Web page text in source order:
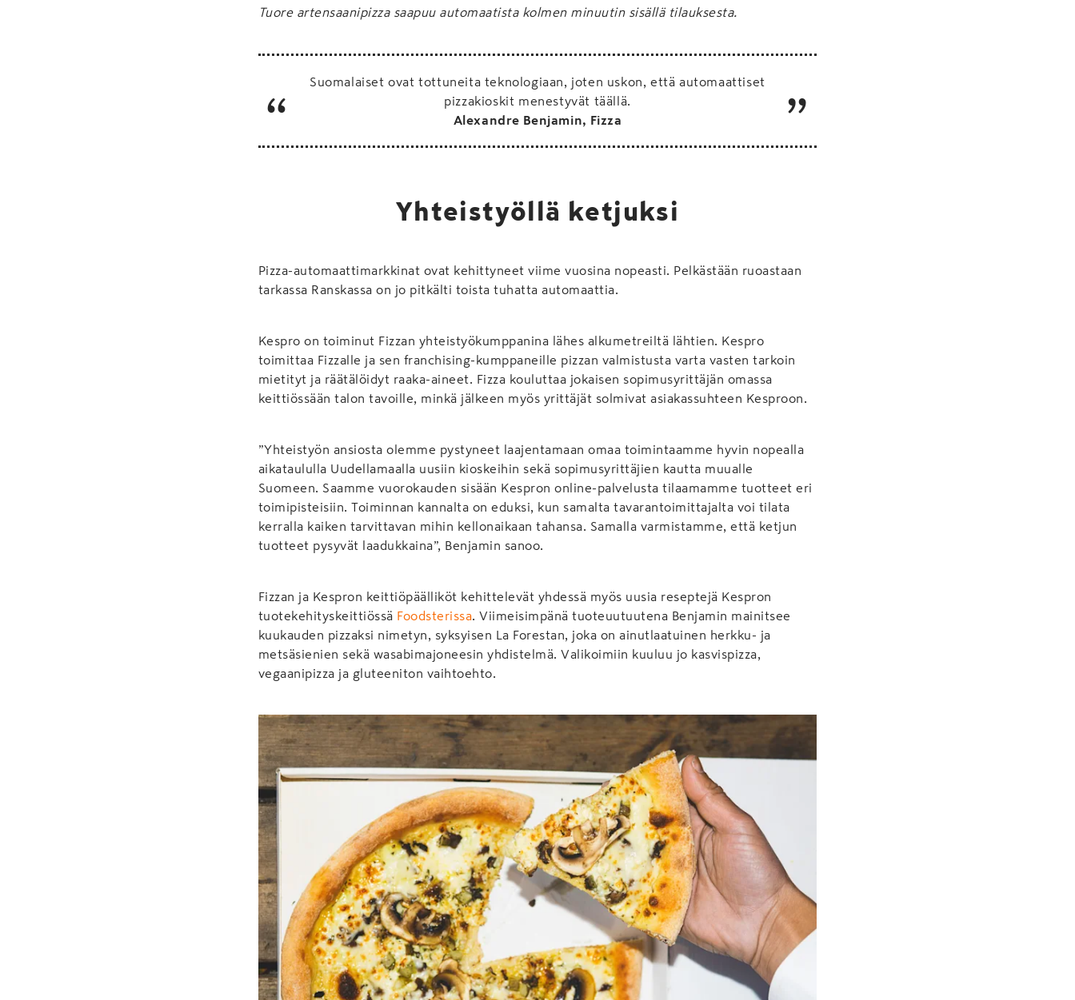
Tuore artensaanipizza saapuu automaatista kolmen minuutin sisällä tilauksesta.
Suomalaiset ovat tottuneita teknologiaan, joten uskon, että automaattiset
pizzakioskit menestyvät täällä.
Alexandre Benjamin, Fizza
Yhteistyöllä ketjuksi
Pizza-automaattimarkkinat ovat kehittyneet viime vuosina nopeasti. Pelkästään ruoastaan
tarkassa Ranskassa on jo pitkälti toista tuhatta automaattia.
Kespro on toiminut Fizzan yhteistyökumppanina lähes alkumetreiltä lähtien. Kespro
toimittaa Fizzalle ja sen franchising-kumppaneille pizzan valmistusta varta vasten tarkoin
mietityt ja räätälöidyt raaka-aineet. Fizza kouluttaa jokaisen sopimusyrittäjän omassa
keittiössään talon tavoille, minkä jälkeen myös yrittäjät solmivat asiakassuhteen Kesproon.
”Yhteistyön ansiosta olemme pystyneet laajentamaan omaa toimintaamme hyvin nopealla
aikataululla Uudellamaalla uusiin kioskeihin sekä sopimusyrittäjien kautta muualle
Suomeen. Saamme vuorokauden sisään Kespron online-palvelusta tilaamamme tuotteet eri
toimipisteisiin. Toiminnan kannalta on eduksi, kun samalta tavarantoimittajalta voi tilata
kerralla kaiken tarvittavan mihin kellonaikaan tahansa. Samalla varmistamme, että ketjun
tuotteet pysyvät laadukkaina”, Benjamin sanoo.
Fizzan ja Kespron keittiöpäälliköt kehittelevät yhdessä myös uusia reseptejä Kespron
tuotekehityskeittiössä Foodsterissa . Viimeisimpänä tuoteuutuutena Benjamin mainitsee
kuukauden pizzaksi nimetyn, syksyisen La Forestan, joka on ainutlaatuinen herkku- ja
metsäsienien sekä wasabimajoneesin yhdistelmä. Valikoimiin kuuluu jo kasvispizza,
vegaanipizza ja gluteeniton vaihtoehto.